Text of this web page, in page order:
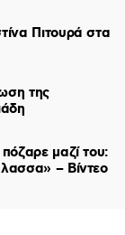
Πιτουρά στα
της
μαζί του:
– Βίντεο